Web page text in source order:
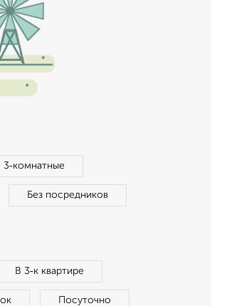
3‑комнатные
Без посредников
В 3‑к квартире
Посуточно